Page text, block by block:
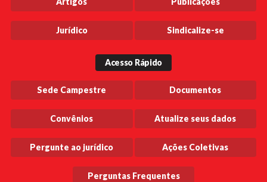
Jurídico Sindicalize-se
Acesso Rápido
Sede Campestre Documentos
Convênios Atualize seus dados
Pergunte ao jurídico Ações Coletivas
Perguntas Frequentes